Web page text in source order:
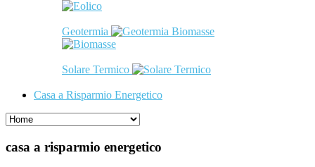
Geotermia Biomasse
Solare Termico
Casa a Risparmio Energetico
casa a risparmio energetico